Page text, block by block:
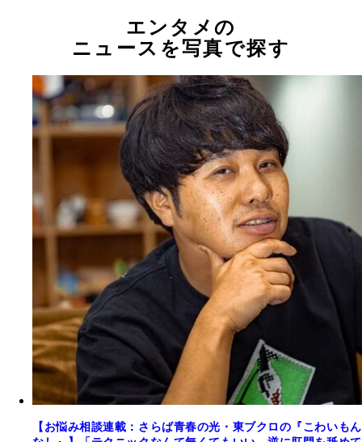
エンタメの
ニュースを写真で探す
【お悩み相談連載：さらば青春の光・東ブクロの『こわいもん